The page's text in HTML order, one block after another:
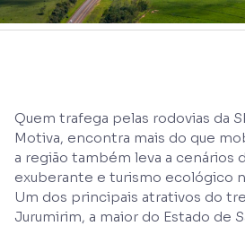
Quem trafega pelas rodovias da
Motiva, encontra mais do que
a região também leva a cenários
exuberante e turismo ecológico
Um dos principais atrativos do
Jurumirim, a maior do Estado de